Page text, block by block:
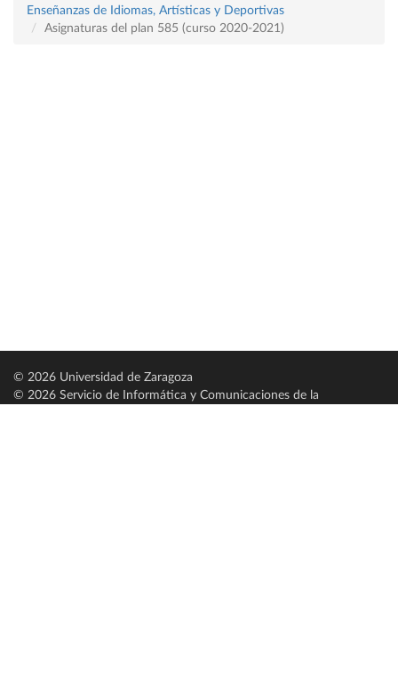
Enseñanzas de Idiomas, Artísticas y Deportivas
Asignaturas del plan 585 (curso 2020-2021)
© 2026 Universidad de Zaragoza
© 2026 Servicio de Informática y Comunicaciones de la